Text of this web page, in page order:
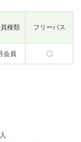
種類 フリーパス
会員 〇